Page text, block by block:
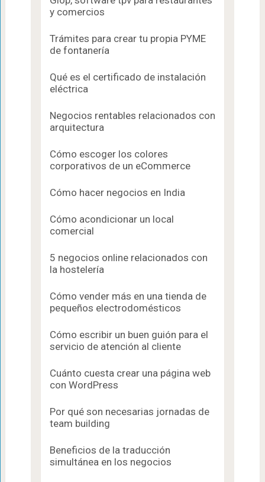
y comercios
Trámites para crear tu propia PYME
de fontanería
Qué es el certificado de instalación
eléctrica
Negocios rentables relacionados con
arquitectura
Cómo escoger los colores
corporativos de un eCommerce
Cómo hacer negocios en India
Cómo acondicionar un local
comercial
5 negocios online relacionados con
la hostelería
Cómo vender más en una tienda de
pequeños electrodomésticos
Cómo escribir un buen guión para el
servicio de atención al cliente
Cuánto cuesta crear una página web
con WordPress
Por qué son necesarias jornadas de
team building
Beneficios de la traducción
simultánea en los negocios